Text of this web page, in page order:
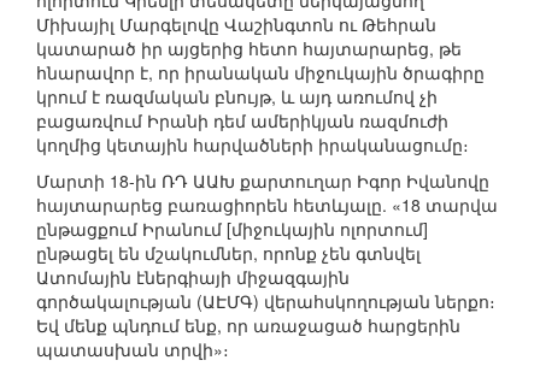
Միխայիլ Մարգելովը Վաշինգտոն ու Թեհրան
կատարած իր այցերից հետո հայտարարեց, թե
հնարավոր է, որ իրանական միջուկային ծրագիրը
կրում է ռազմական բնույթ, և այդ առումով չի
բացառվում Իրանի դեմ ամերիկյան ռազմուժի
կողմից կետային հարվածների իրականացումը։
Մարտի 18-ին ՌԴ ԱԱԽ քարտուղար Իգոր Իվանովը
հայտարարեց բառացիորեն հետևյալը. «18 տարվա
ընթացքում Իրանում [միջուկային ոլորտում]
ընթացել են մշակումներ, որոնք չեն գտնվել
Ատոմային էներգիայի միջազգային
գործակալության (ԱԷՄԳ) վերահսկողության ներքո։
Եվ մենք պնդում ենք, որ առաջացած հարցերին
պատասխան տրվի»։